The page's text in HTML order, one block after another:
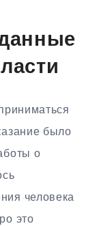
было
о
человека
это